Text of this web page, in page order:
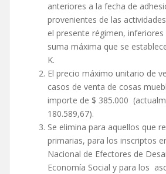
anteriores a la fecha de
provenientes de las
el presente régimen, inferiores
suma máxima que se
K.
El precio máximo unitario de
casos de venta de cosas
importe de $ 385.000
180.589,67).
Se elimina para aquellos que
primarias, para los inscriptos
Nacional de Efectores de
Economía Social y para los